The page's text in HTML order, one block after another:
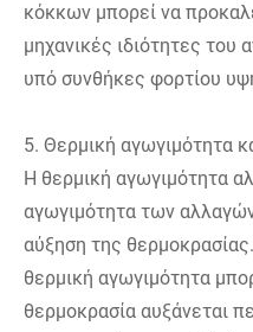
κόκκων μπορεί να
μηχανικές ιδιότητες του
υπό συνθήκες φορτίου
5. Θερμική αγωγιμότητα
Η θερμική αγωγιμότητα
αγωγιμότητα των
αύξηση της
θερμική αγωγιμότητα
θερμοκρασία αυξάνεται